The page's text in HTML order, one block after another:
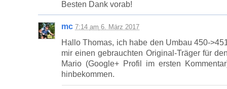
Besten Dank vorab!
mc 7:14 am 6. März 2017
Hallo Thomas, ich habe den Umbau 450-
mir einen gebrauchten Original-Träger für
Mario (Google+ Profil im ersten
hinbekommen.